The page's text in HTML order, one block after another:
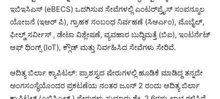
ಇಬಿಇಸಿಎಸ್ (eBECS) ಒದಗಿಸುವ ಸೇವೆಗಳಲ್ಲಿ ಎಂಟರ್‌ಪ್ರೈಸ್ ಸಂಪನ್ಮೂಲ
ಯೋಜನೆ (ಇಆರ್ ‌ಪಿ), ಗ್ರಾಹಕ ಸಂಬಂಧ ನಿರ್ವಹಣೆ (ಸಿಆರ್ಎಂ), ಮೊಬೈಲ್,
ಫೀಲ್ಡ್‌ ಸರ್ವೀಸ್ ‌, ಡೇಟಾ ವಿಶ್ಲೇಷಣೆ, ವ್ಯವಹಾರ ಬುದ್ಧಿಮತ್ತೆ (ಬಿಐ), ಇಂಟರ್ನೆಟ್
ಆಫ್ ಥಿಂಗ್ಸ್ (IoT), ಕ್ಲೌಡ್ ಮತ್ತು ನಿರ್ವಹಿಸಿದ ಸೇವೆಗಳು ಸೇರಿವೆ.
ಆದಿತ್ಯ ಬಿರ್ಲಾ ಕ್ಯಾಪಿಟಲ್: ಪ್ರಾಶಸ್ತ್ಯದ ಷೇರುಗಳಲ್ಲಿ ಹೂಡಿಕೆ ಮಾಡಿದ್ದ ತನ್ನದೇ
ಅಂಗಸಂಸ್ಥೆಯೊಂದರ ಪ್ರಕಟಣೆಯ ನಂತರ ಜೂನ್ 2 ರಂದು ಆದಿತ್ಯ ಬಿರ್ಲಾ